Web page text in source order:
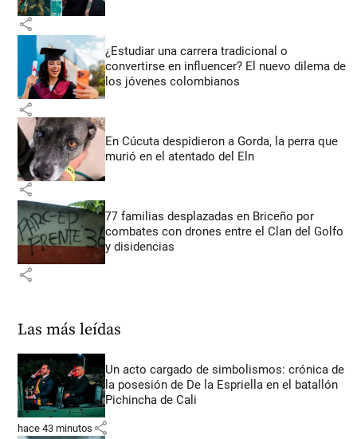
share
¿Estudiar una carrera tradicional o
convertirse en influencer? El nuevo dilema de
los jóvenes colombianos
share
En Cúcuta despidieron a Gorda, la perra que
murió en el atentado del Eln
share
77 familias desplazadas en Briceño por
combates con drones entre el Clan del Golfo
y disidencias
share
Las más leídas
Un acto cargado de simbolismos: crónica de
la posesión de De la Espriella en el batallón
Pichincha de Cali
hace 43 minutos share